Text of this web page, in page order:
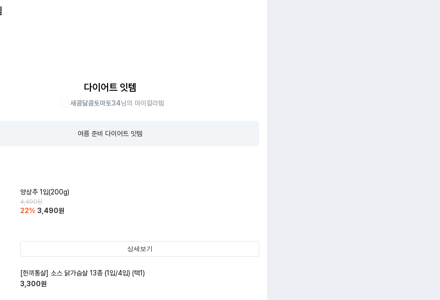
다이어트 잇템
새콤달콤토마토34님의 마이컬리템
여름 준비 다이어트 잇템
양상추 1입(200g)
4,490원
22% 3,490원
상세보기
[한끼통살] 소스 닭가슴살 13종 (1입/4입) (택1)
3,300원